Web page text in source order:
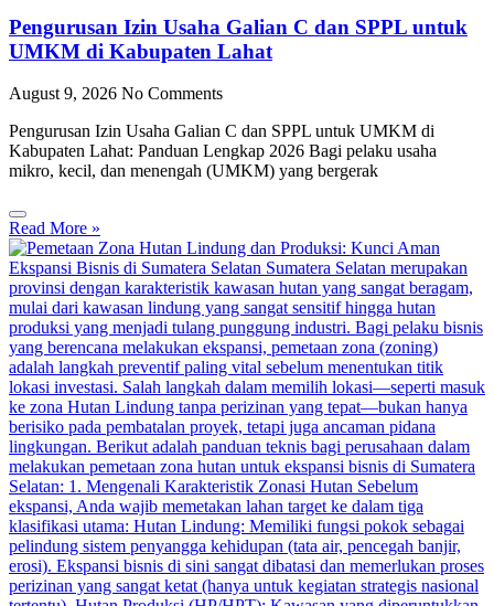
Pengurusan Izin Usaha Galian C dan SPPL untuk
UMKM di Kabupaten Lahat
August 9, 2026 No Comments
Pengurusan Izin Usaha Galian C dan SPPL untuk UMKM di
Kabupaten Lahat: Panduan Lengkap 2026 Bagi pelaku usaha
mikro, kecil, dan menengah (UMKM) yang bergerak
Read More »